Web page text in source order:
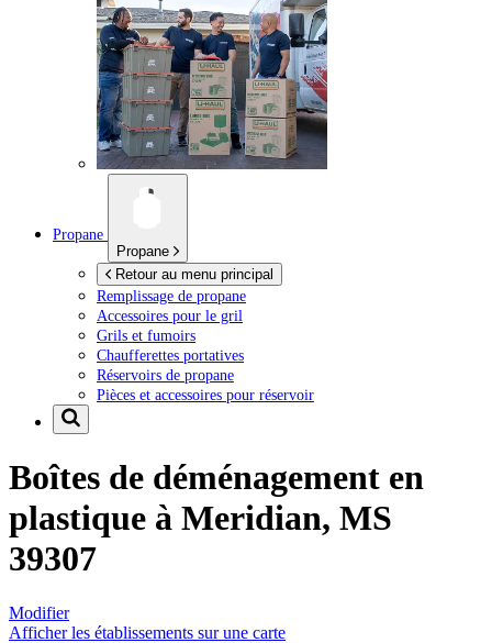
Propane
Propane
Retour au menu principal
Remplissage de propane
Accessoires pour le gril
Grils et fumoirs
Chaufferettes portatives
Réservoirs de propane
Pièces et accessoires pour réservoir
Boîtes de déménagement en
plastique à Meridian, MS
39307
Modifier
Afficher les établissements sur une carte